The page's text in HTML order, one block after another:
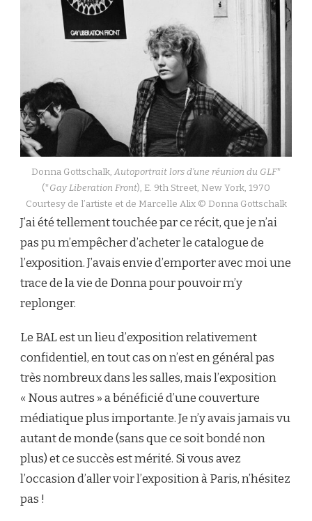
Donna Gottschalk, Autoportrait lors d’une réunion du GLF*
(*Gay Liberation Front), E. 9th Street, New York, 1970
Courtesy de l’artiste et de Marcelle Alix © Donna Gottschalk
J’ai été tellement touchée par ce récit, que je n’ai
pas pu m’empêcher d’acheter le catalogue de
l’exposition. J’avais envie d’emporter avec moi une
trace de la vie de Donna pour pouvoir m’y
replonger.
Le BAL est un lieu d’exposition relativement
confidentiel, en tout cas on n’est en général pas
très nombreux dans les salles, mais l’exposition
« Nous autres » a bénéficié d’une couverture
médiatique plus importante. Je n’y avais jamais vu
autant de monde (sans que ce soit bondé non
plus) et ce succès est mérité. Si vous avez
l’occasion d’aller voir l’exposition à Paris, n’hésitez
pas !